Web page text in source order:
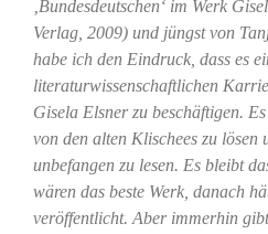
‚Bundesdeutschen‘ im Werk
Verlag, 2009) und jüngst von
habe ich den Eindruck, dass es
literaturwissenschaftlichen
Gisela Elsner zu beschäftigen.
von den alten Klischees zu lösen
unbefangen zu lesen. Es bleibt
wären das beste Werk, danach
veröffentlicht. Aber immerhin